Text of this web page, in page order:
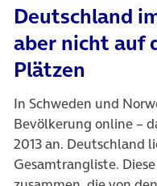
Deutschland
aber nicht auf
Plätzen
In Schweden und
Bevölkerung online –
2013 an. Deutschland
Gesamtrangliste.